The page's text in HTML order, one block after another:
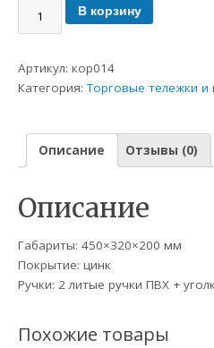
В корзину
Артикул:кор014
Категория:Торговые тележки и
Описание Отзывы (0)
Описание
Габариты: 450×320×200 мм
Покрытие: цинк
Ручки: 2 литые ручки ПВХ +
Похожие товары